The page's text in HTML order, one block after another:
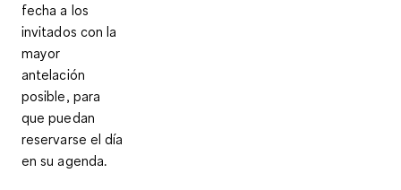
fecha a los
invitados con la
mayor
antelación
posible, para
que puedan
reservarse el día
en su agenda.